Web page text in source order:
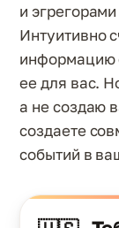
и
Интуитивно
информацию
ее для вас.
а не создаю
создаете
событий в